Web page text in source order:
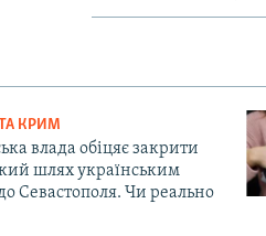
КРИМ
влада обіцяє закрити
шлях українським
Севастополя. Чи реально